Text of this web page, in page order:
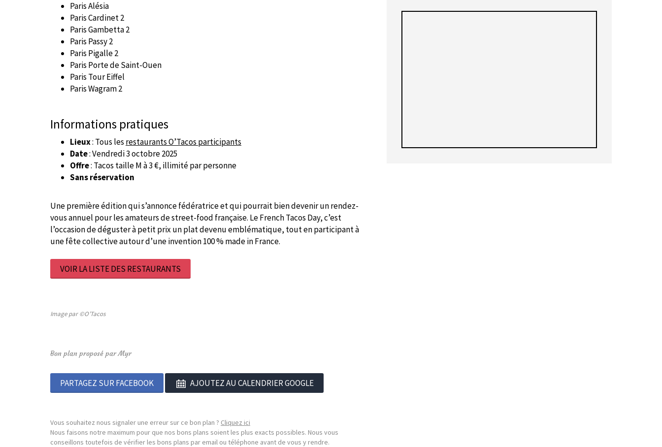
Paris Alésia
Paris Cardinet 2
Paris Gambetta 2
Paris Passy 2
Paris Pigalle 2
Paris Porte de Saint-Ouen
Paris Tour Eiffel
Paris Wagram 2
Informations pratiques
Lieux: Tous les restaurants O’Tacos participants
Date: Vendredi 3 octobre 2025
Offre: Tacos taille M à 3 €, illimité par personne
Sans réservation
Une première édition qui s’annonce fédératrice et qui pourrait bien devenir un rendez-
vous annuel pour les amateurs de street-food française. Le French Tacos Day, c’est
l’occasion de déguster à petit prix un plat devenu emblématique, tout en participant à
une fête collective autour d’une invention 100 % made in France.
VOIR LA LISTE DES RESTAURANTS
Image par ©O’Tacos
Bon plan proposé par Myr
PARTAGEZ SUR FACEBOOK AJOUTEZ AU CALENDRIER GOOGLE
Vous souhaitez nous signaler une erreur sur ce bon plan ? Cliquez ici
Nous faisons notre maximum pour que nos bons plans soient les plus exacts possibles. Nous vous
conseillons toutefois de vérifier les bons plans par email ou téléphone avant de vous y rendre.